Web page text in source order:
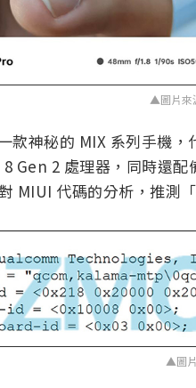
▲圖片來
款神秘的 MIX 系列手機
Gen 2 處理器，同時還配
MIUI 代碼的分析，推測
▲圖